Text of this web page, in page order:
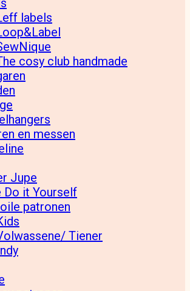
labels
cosy club handmade
en messen
Jupe
Do it Yourself
patronen
Tiener